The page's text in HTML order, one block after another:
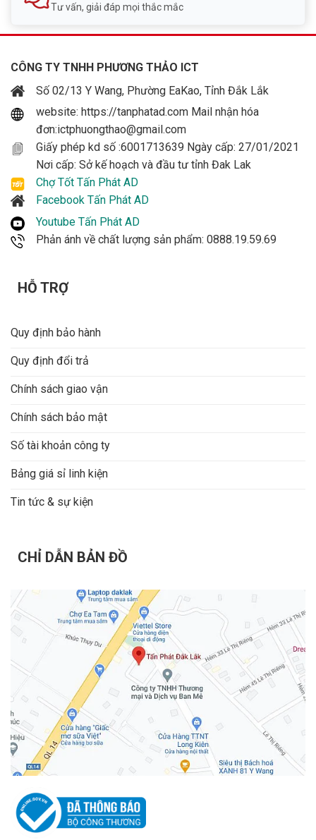
Tư vấn, giải đáp mọi thắc mắc
CÔNG TY TNHH PHƯƠNG THẢO ICT
Số 02/13 Y Wang, Phường EaKao, Tỉnh Đắk Lắk
website: https://tanphatad.com Mail nhận hóa
đơn:ictphuongthao@gmail.com
Giấy phép kd số :6001713639 Ngày cấp: 27/01/2021
Nơi cấp: Sở kế hoạch và đầu tư tỉnh Đak Lak
Chợ Tốt Tấn Phát AD
Facebook Tấn Phát AD
Youtube Tấn Phát AD
Phản ánh về chất lượng sản phẩm: 0888.19.59.69
HỖ TRỢ
Quy định bảo hành
Quy định đổi trả
Chính sách giao vận
Chính sách bảo mật
Số tài khoản công ty
Bảng giá sỉ linh kiện
Tin tức & sự kiện
CHỈ DẪN BẢN ĐỒ